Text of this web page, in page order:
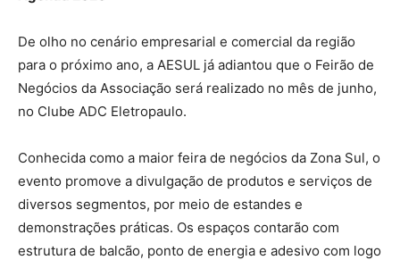
De olho no cenário empresarial e comercial da região
para o próximo ano, a AESUL já adiantou que o Feirão de
Negócios da Associação será realizado no mês de junho,
no Clube ADC Eletropaulo.
Conhecida como a maior feira de negócios da Zona Sul, o
evento promove a divulgação de produtos e serviços de
diversos segmentos, por meio de estandes e
demonstrações práticas. Os espaços contarão com
estrutura de balcão, ponto de energia e adesivo com logo